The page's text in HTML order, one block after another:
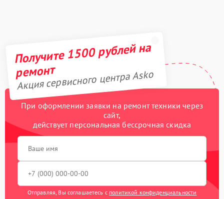
Получите 1500 рублей на
ремонт
Акция сервисного центра Asko
При оформлении заявки на ремонт техники через
сайт,
действует персональная бессрочная скидка
Отправляя, Вы соглашаетесь с политикой конфиденциальности